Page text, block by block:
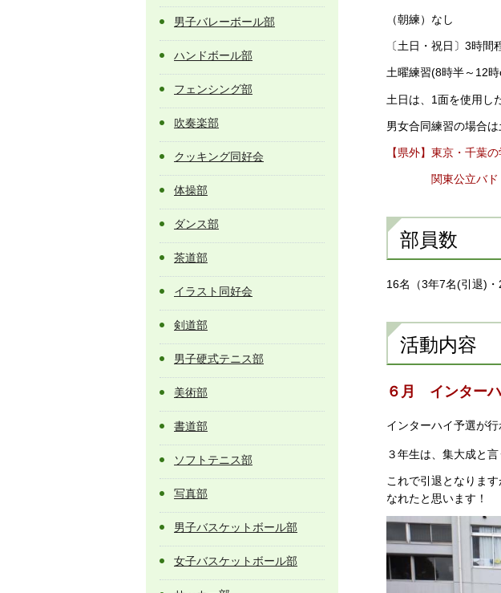
男子バレーボール部
ハンドボール部
フェンシング部
吹奏楽部
クッキング同好会
体操部
ダンス部
茶道部
イラスト同好会
剣道部
男子硬式テニス部
美術部
書道部
ソフトテニス部
写真部
男子バスケットボール部
女子バスケットボール部
（朝練）なし
〔土日・祝日〕3時
土曜練習(8時半～12
土日は、1面を使用し
男女合同練習の場合は
【県外】東京・千葉
関東公立バ
部員数
16名（3年7名(引退)・
活動内容
６月 インター
インターハイ予選が
３年生は、集大成と
これで引退となりま
なれたと思います！